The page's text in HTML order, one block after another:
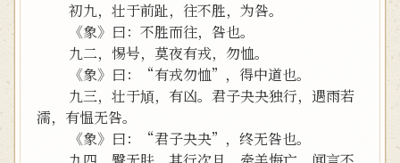
初九，壮于前趾，往不胜，为咎。
《象》曰：不胜而往，咎也。
九二，惕号，莫夜有戎，勿恤。
《象》曰：“有戎勿恤”，得中道也。
九三，壮于頄，有凶。君子夬夬独行，遇雨若
濡，有愠无咎。
《象》曰：“君子夬夬”，终无咎也。